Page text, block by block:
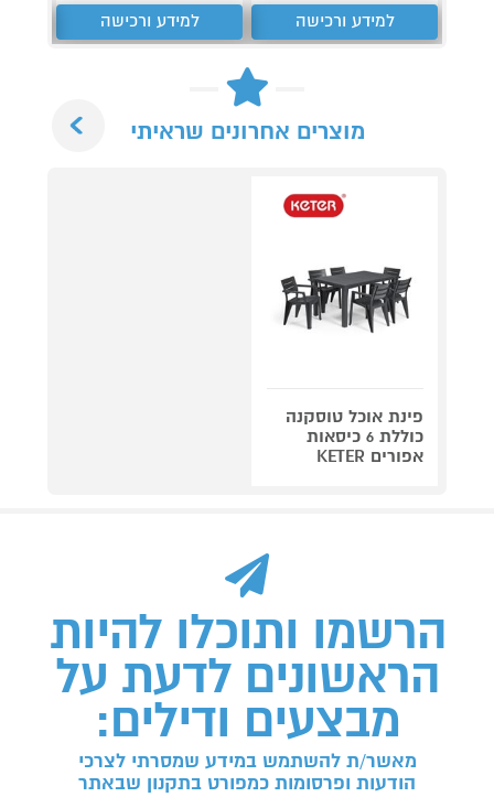
למידע ורכישה למידע ורכישה
מוצרים אחרונים שראיתי
פינת אוכל טוסקנה
כוללת 6 כיסאות
אפורים KETER
הרשמו ותוכלו להיות
הראשונים לדעת על
מבצעים ודילים:
מאשר/ת להשתמש במידע שמסרתי לצרכי
הודעות ופרסומות כמפורט בתקנון שבאתר